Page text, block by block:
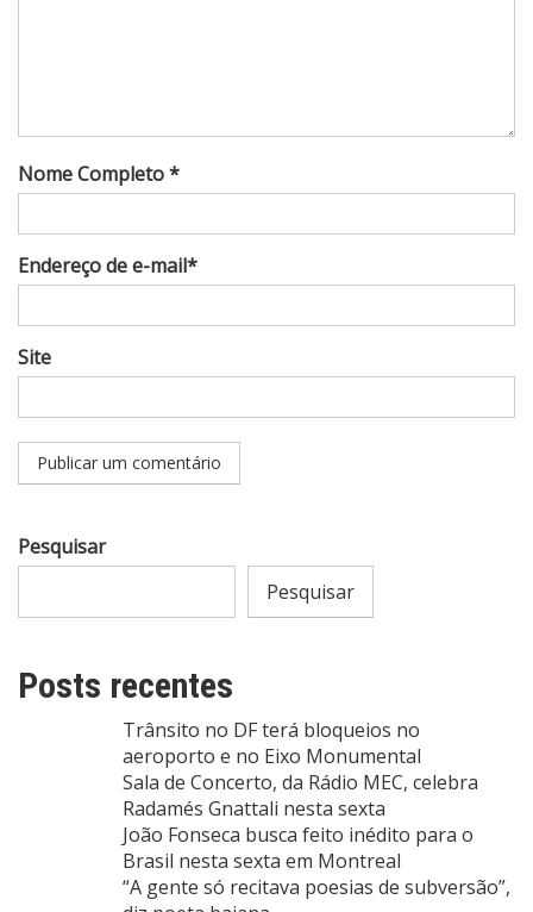
Nome Completo *
Endereço de e-mail*
Site
Pesquisar
Pesquisar
Posts recentes
Trânsito no DF terá bloqueios no
aeroporto e no Eixo Monumental
Sala de Concerto, da Rádio MEC, celebra
Radamés Gnattali nesta sexta
João Fonseca busca feito inédito para o
Brasil nesta sexta em Montreal
“A gente só recitava poesias de subversão”,